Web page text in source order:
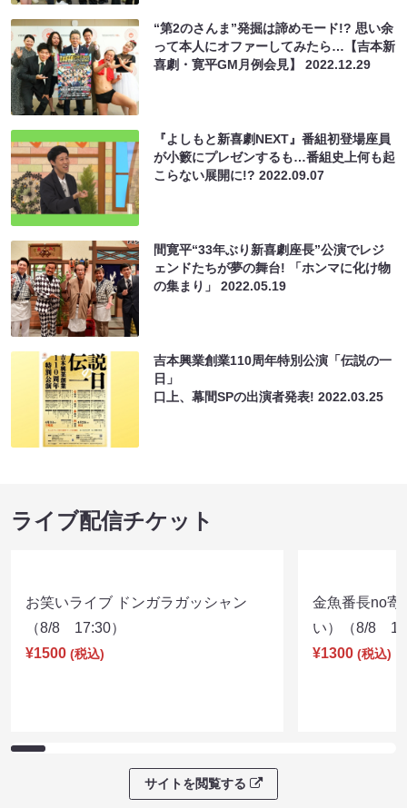
“第2のさんま”発掘は諦めモード!? 思い余
って本人にオファーしてみたら…【吉本新
喜劇・寛平GM月例会見】2022.12.29
『よしもと新喜劇NEXT』番組初登場座員
が小籔にプレゼンするも…番組史上何も起
こらない展開に!?2022.09.07
間寛平“33年ぶり新喜劇座長”公演でレジ
ェンドたちが夢の舞台! 「ホンマに化け物
の集まり」2022.05.19
吉本興業創業110周年特別公演「伝説の一
日」
口上、幕間SPの出演者発表!2022.03.25
ライブ配信チケット
お笑いライブ ドンガラガッシャン
（8/8 17:30）
¥1500 (税込)
金魚番長no寄
い）（8/8
¥1300 (税込)
サイトを閲覧する